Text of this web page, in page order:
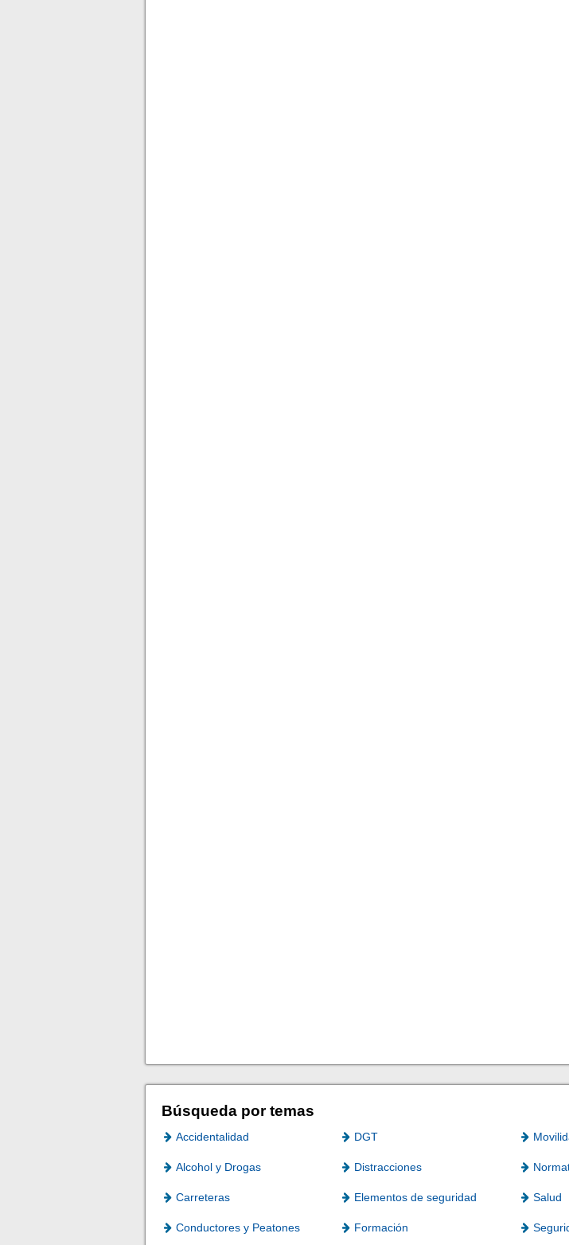
Búsqueda por temas
Accidentalidad DGT
Alcohol y Drogas Distracciones
Carreteras Elementos de seguridad Salud
Conductores y Peatones Formación